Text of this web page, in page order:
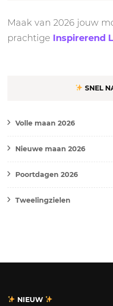
Maak van 2026 jouw
prachtige Inspirerend
SNEL
Volle maan 2026
Nieuwe maan 2026
Poortdagen 2026
Tweelingzielen
NIEUW